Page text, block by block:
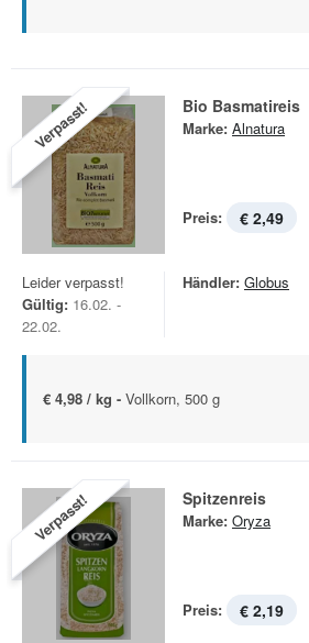
Verpasst! Bio Basmatireis
Marke: Alnatura
Preis: € 2,49
Leider verpasst!
Gültig: 16.02. -
22.02.
Händler: Globus
€ 4,98 / kg - Vollkorn, 500 g
Verpasst! Spitzenreis
Marke: Oryza
Preis: € 2,19